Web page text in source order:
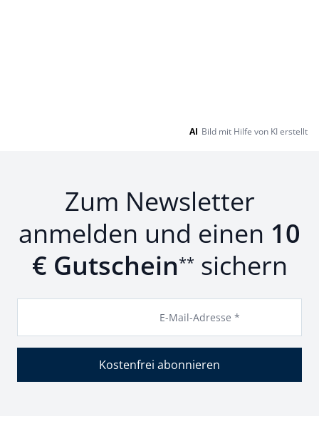
AI Bild mit Hilfe von KI erstellt
Zum Newsletter
anmelden und einen 10
€ Gutschein** sichern
E-Mail-Adresse *
Kostenfrei abonnieren